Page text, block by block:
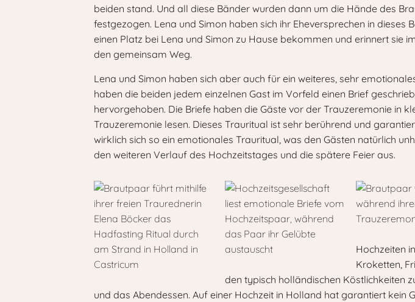
beiden stand. Und all diese Bänder wurden dann um die Hände des
festgezogen. Lena und Simon haben sich ihr Eheversprechen in
einen Platz bei Lena und Simon zu Hause bekommen und erinnert sie
den gemeinsam Weg.
Lena und Simon haben sich aber auch für ein weiteres, sehr
haben die beiden jedem einzelnen Gast im Vorfeld einen Brief
hervorgehoben. Die Briefe haben die Gäste vor der Trauzeremonie in
Trauzeremonie lesen. Dieses Trauritual ist sehr berührend und
wirklich sich so ein emotionales Trauritual, was den Gästen natürlich
den weiteren Verlauf des Hochzeitstages und die spätere Feier aus.
Hochzeiten
Kroketten,
den typisch holländischen Köstlichkeiten
und das Abendessen. Auf einer Hochzeit in Holland hat garantiert kein